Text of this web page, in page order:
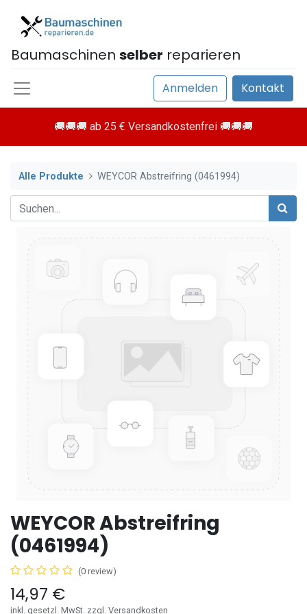
Baumaschinen selber reparieren
Anmelden Kontakt
🚚🚚🚚 ab 25 € Versandkostenfrei 🚚🚚🚚
Alle Produkte WEYCOR Abstreifring (0461994)
WEYCOR Abstreifring
(0461994)
(0 review)
14,97 €
inkl. gesetzl. MwSt. zzgl. Versandkosten